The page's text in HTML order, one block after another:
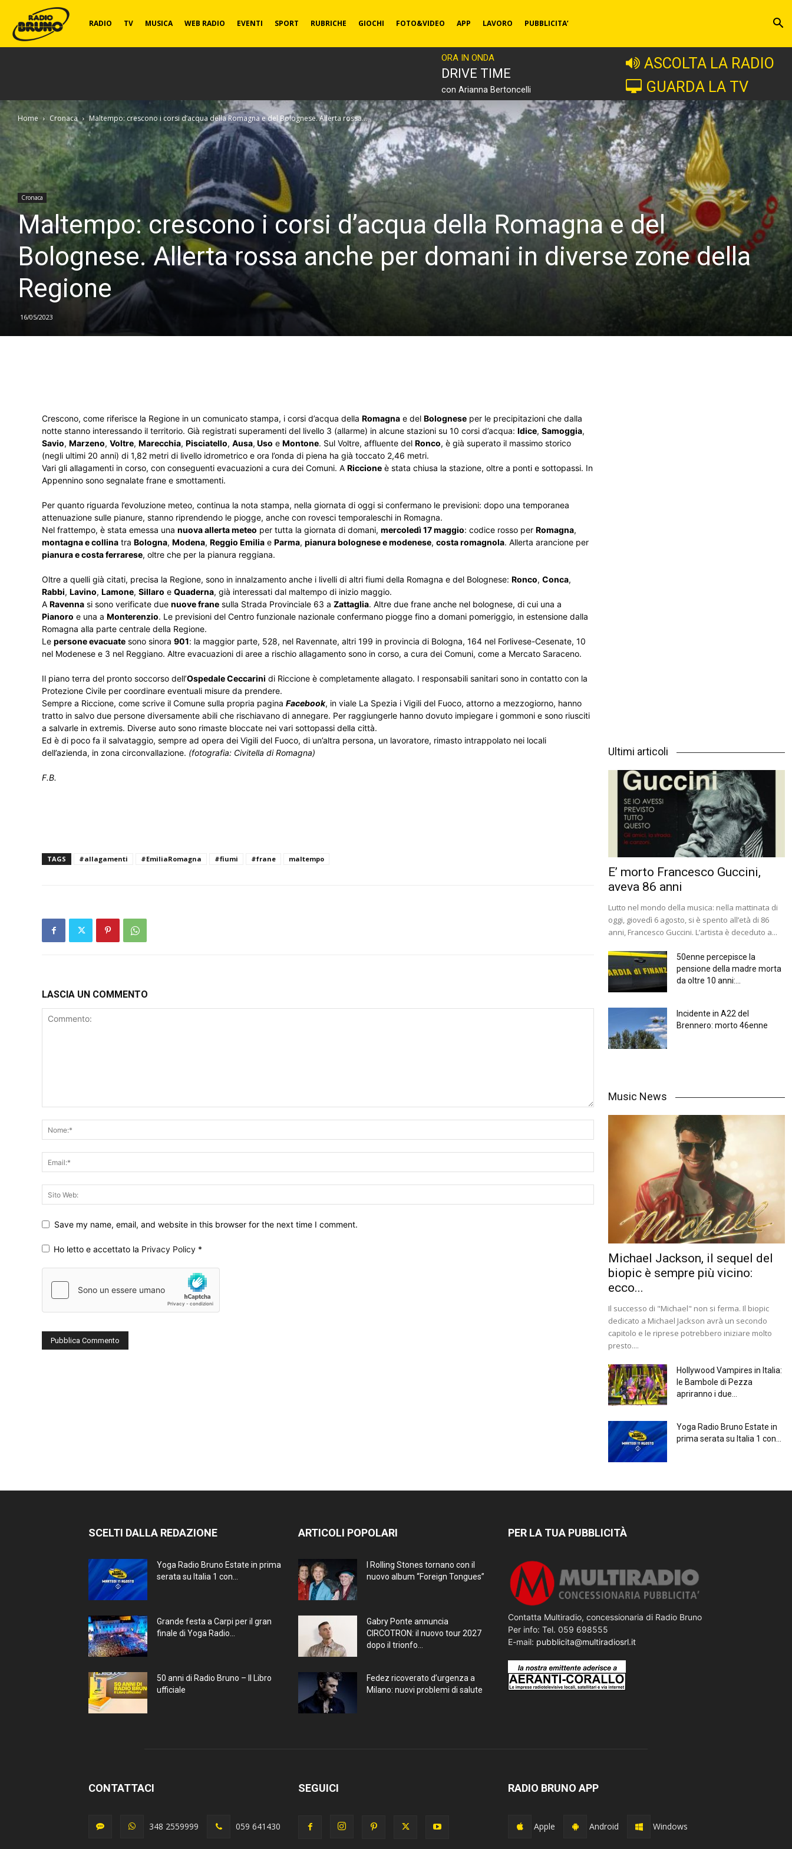
Radio
RADIO TV MUSICA WEB RADIO EVENTI SPORT RUBRICHE GIOCHI FOTO&VIDEO APP LAVORO PUBBLICITA’
ORA IN ONDA
DRIVE TIME
con Arianna Bertoncelli
ASCOLTA LA RADIO
GUARDA LA TV
Home Cronaca Maltempo: crescono i corsi d’acqua della Romagna e del Bolognese. Allerta rossa...
Cronaca
Maltempo: crescono i corsi d’acqua della Romagna e del
Bolognese. Allerta rossa anche per domani in diverse zone della
Regione
16/05/2023
Crescono, come riferisce la Regione in un comunicato stampa, i corsi d’acqua della Romagna e del Bolognese per le precipitazioni che dalla
notte stanno interessando il territorio. Già registrati superamenti del livello 3 (allarme) in alcune stazioni su 10 corsi d’acqua: Idice, Samoggia,
Savio, Marzeno, Voltre, Marecchia, Pisciatello, Ausa, Uso e Montone. Sul Voltre, affluente del Ronco, è già superato il massimo storico
(negli ultimi 20 anni) di 1,82 metri di livello idrometrico e ora l’onda di piena ha già toccato 2,46 metri.
Vari gli allagamenti in corso, con conseguenti evacuazioni a cura dei Comuni. A Riccione è stata chiusa la stazione, oltre a ponti e sottopassi. In
Appennino sono segnalate frane e smottamenti.
Per quanto riguarda l’evoluzione meteo, continua la nota stampa, nella giornata di oggi si confermano le previsioni: dopo una temporanea
attenuazione sulle pianure, stanno riprendendo le piogge, anche con rovesci temporaleschi in Romagna.
Nel frattempo, è stata emessa una nuova allerta meteo per tutta la giornata di domani, mercoledì 17 maggio: codice rosso per Romagna,
montagna e collina tra Bologna, Modena, Reggio Emilia e Parma, pianura bolognese e modenese, costa romagnola. Allerta arancione per
pianura e costa ferrarese, oltre che per la pianura reggiana.
Oltre a quelli già citati, precisa la Regione, sono in innalzamento anche i livelli di altri fiumi della Romagna e del Bolognese: Ronco, Conca,
Rabbi, Lavino, Lamone, Sillaro e Quaderna, già interessati dal maltempo di inizio maggio.
A Ravenna si sono verificate due nuove frane sulla Strada Provinciale 63 a Zattaglia. Altre due frane anche nel bolognese, di cui una a
Pianoro e una a Monterenzio. Le previsioni del Centro funzionale nazionale confermano piogge fino a domani pomeriggio, in estensione dalla
Romagna alla parte centrale della Regione.
Le persone evacuate sono sinora 901: la maggior parte, 528, nel Ravennate, altri 199 in provincia di Bologna, 164 nel Forlivese-Cesenate, 10
nel Modenese e 3 nel Reggiano. Altre evacuazioni di aree a rischio allagamento sono in corso, a cura dei Comuni, come a Mercato Saraceno.
Il piano terra del pronto soccorso dell’Ospedale Ceccarini di Riccione è completamente allagato. I responsabili sanitari sono in contatto con la
Protezione Civile per coordinare eventuali misure da prendere.
Sempre a Riccione, come scrive il Comune sulla propria pagina Facebook, in viale La Spezia i Vigili del Fuoco, attorno a mezzogiorno, hanno
tratto in salvo due persone diversamente abili che rischiavano di annegare. Per raggiungerle hanno dovuto impiegare i gommoni e sono riusciti
a salvarle in extremis. Diverse auto sono rimaste bloccate nei vari sottopassi della città.
Ed è di poco fa il salvataggio, sempre ad opera dei Vigili del Fuoco, di un’altra persona, un lavoratore, rimasto intrappolato nei locali
dell’azienda, in zona circonvallazione. (fotografia: Civitella di Romagna)
F.B.
TAGS #allagamenti #EmiliaRomagna #fiumi #frane maltempo
LASCIA UN COMMENTO
Save my name, email, and website in this browser for the next time I comment.
Ho letto e accettato la Privacy Policy *
Ultimi articoli
E’ morto Francesco Guccini,
aveva 86 anni
Lutto nel mondo della musica: nella mattinata di
oggi, giovedì 6 agosto, si è spento all’età di 86
anni, Francesco Guccini. L’artista è deceduto a...
50enne percepisce la
pensione della madre morta
da oltre 10 anni:...
Incidente in A22 del
Brennero: morto 46enne
Music News
Michael Jackson, il sequel del
biopic è sempre più vicino:
ecco...
Il successo di "Michael" non si ferma. Il biopic
dedicato a Michael Jackson avrà un secondo
capitolo e le riprese potrebbero iniziare molto
presto....
Hollywood Vampires in Italia:
le Bambole di Pezza
apriranno i due...
Yoga Radio Bruno Estate in
prima serata su Italia 1 con...
SCELTI DALLA REDAZIONE
Yoga Radio Bruno Estate in prima
serata su Italia 1 con...
Grande festa a Carpi per il gran
finale di Yoga Radio...
50 anni di Radio Bruno – Il Libro
ufficiale
ARTICOLI POPOLARI
I Rolling Stones tornano con il
nuovo album “Foreign Tongues”
Gabry Ponte annuncia
CIRCOTRON: il nuovo tour 2027
dopo il trionfo...
Fedez ricoverato d’urgenza a
Milano: nuovi problemi di salute
PER LA TUA PUBBLICITÀ
Contatta Multiradio, concessionaria di Radio Bruno
Per info: Tel. 059 698555
E-mail: pubblicita@multiradiosrl.it
CONTATTACI
348 2559999 059 641430
SEGUICI RADIO BRUNO APP
Apple Android Windows